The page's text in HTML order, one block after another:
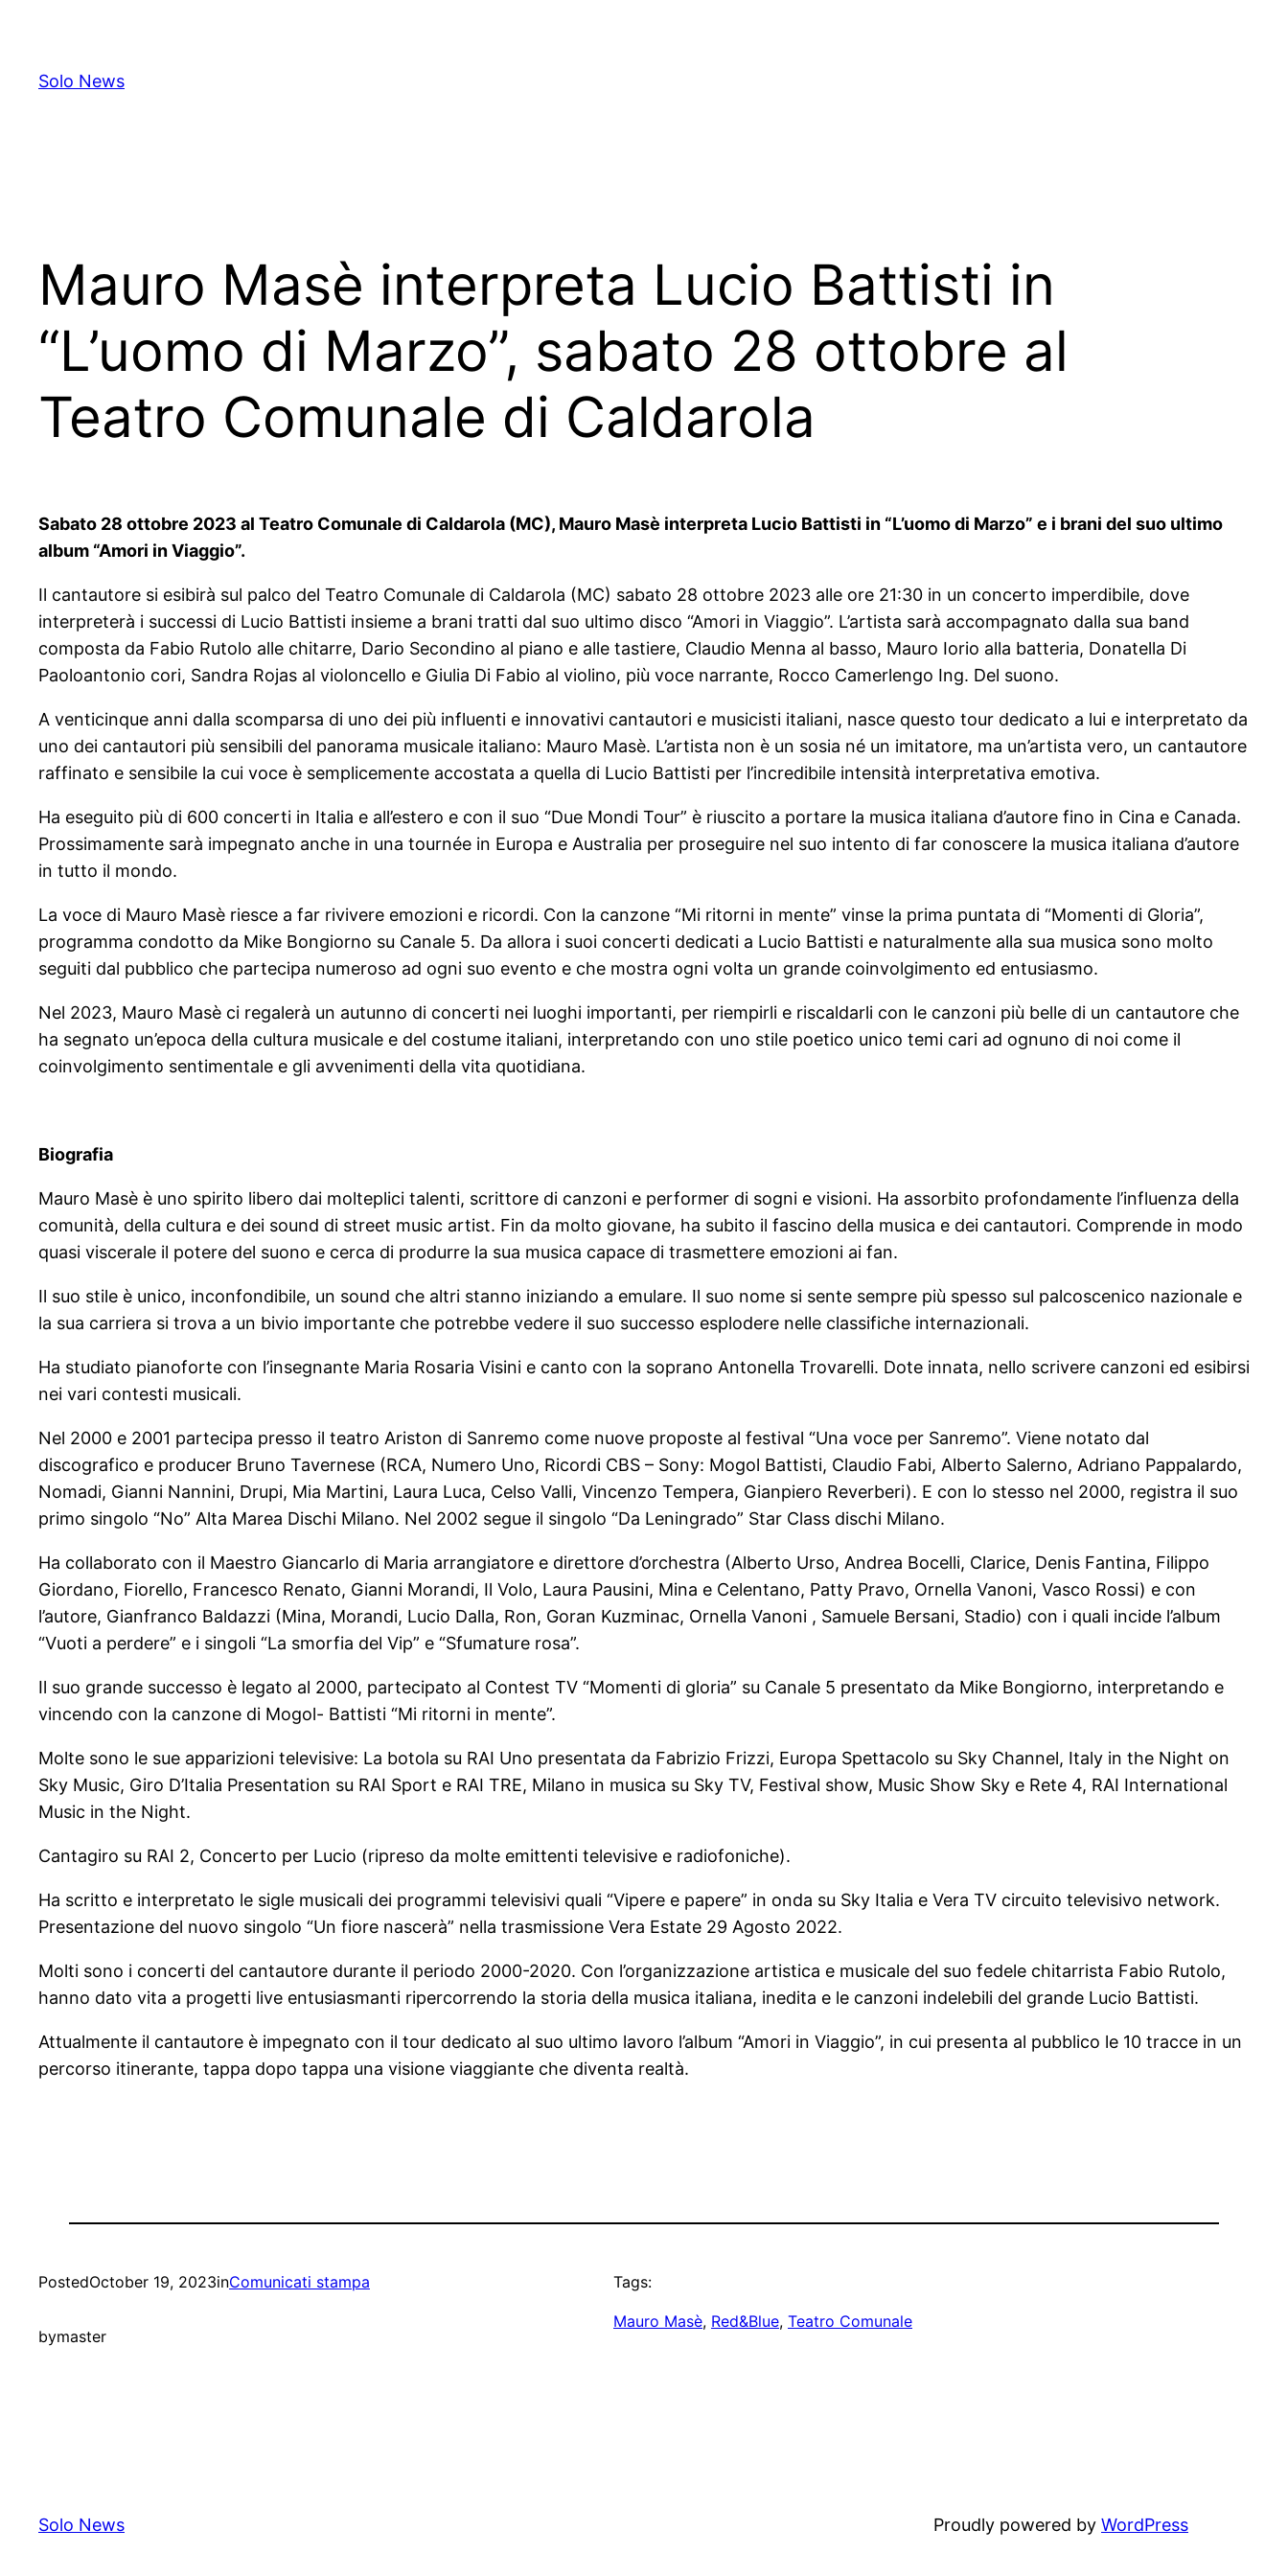
content
Solo News
Mauro Masè interpreta Lucio Battisti in
“L’uomo di Marzo”, sabato 28 ottobre al
Teatro Comunale di Caldarola
Sabato 28 ottobre 2023 al Teatro Comunale di Caldarola (MC), Mauro Masè interpreta Lucio Battisti in “L’uomo di Marzo” e i brani del suo ultimo
album “Amori in Viaggio”.
Il cantautore si esibirà sul palco del Teatro Comunale di Caldarola (MC) sabato 28 ottobre 2023 alle ore 21:30 in un concerto imperdibile, dove
interpreterà i successi di Lucio Battisti insieme a brani tratti dal suo ultimo disco “Amori in Viaggio”. L’artista sarà accompagnato dalla sua band
composta da Fabio Rutolo alle chitarre, Dario Secondino al piano e alle tastiere, Claudio Menna al basso, Mauro Iorio alla batteria, Donatella Di
Paoloantonio cori, Sandra Rojas al violoncello e Giulia Di Fabio al violino, più voce narrante, Rocco Camerlengo Ing. Del suono.
A venticinque anni dalla scomparsa di uno dei più influenti e innovativi cantautori e musicisti italiani, nasce questo tour dedicato a lui e interpretato da
uno dei cantautori più sensibili del panorama musicale italiano: Mauro Masè. L’artista non è un sosia né un imitatore, ma un’artista vero, un cantautore
raffinato e sensibile la cui voce è semplicemente accostata a quella di Lucio Battisti per l’incredibile intensità interpretativa emotiva.
Ha eseguito più di 600 concerti in Italia e all’estero e con il suo “Due Mondi Tour” è riuscito a portare la musica italiana d’autore fino in Cina e Canada.
Prossimamente sarà impegnato anche in una tournée in Europa e Australia per proseguire nel suo intento di far conoscere la musica italiana d’autore
in tutto il mondo.
La voce di Mauro Masè riesce a far rivivere emozioni e ricordi. Con la canzone “Mi ritorni in mente” vinse la prima puntata di “Momenti di Gloria”,
programma condotto da Mike Bongiorno su Canale 5. Da allora i suoi concerti dedicati a Lucio Battisti e naturalmente alla sua musica sono molto
seguiti dal pubblico che partecipa numeroso ad ogni suo evento e che mostra ogni volta un grande coinvolgimento ed entusiasmo.
Nel 2023, Mauro Masè ci regalerà un autunno di concerti nei luoghi importanti, per riempirli e riscaldarli con le canzoni più belle di un cantautore che
ha segnato un’epoca della cultura musicale e del costume italiani, interpretando con uno stile poetico unico temi cari ad ognuno di noi come il
coinvolgimento sentimentale e gli avvenimenti della vita quotidiana.
Biografia
Mauro Masè è uno spirito libero dai molteplici talenti, scrittore di canzoni e performer di sogni e visioni. Ha assorbito profondamente l’influenza della
comunità, della cultura e dei sound di street music artist. Fin da molto giovane, ha subito il fascino della musica e dei cantautori. Comprende in modo
quasi viscerale il potere del suono e cerca di produrre la sua musica capace di trasmettere emozioni ai fan.
Il suo stile è unico, inconfondibile, un sound che altri stanno iniziando a emulare. Il suo nome si sente sempre più spesso sul palcoscenico nazionale e
la sua carriera si trova a un bivio importante che potrebbe vedere il suo successo esplodere nelle classifiche internazionali.
Ha studiato pianoforte con l’insegnante Maria Rosaria Visini e canto con la soprano Antonella Trovarelli. Dote innata, nello scrivere canzoni ed esibirsi
nei vari contesti musicali.
Nel 2000 e 2001 partecipa presso il teatro Ariston di Sanremo come nuove proposte al festival “Una voce per Sanremo”. Viene notato dal
discografico e producer Bruno Tavernese (RCA, Numero Uno, Ricordi CBS – Sony: Mogol Battisti, Claudio Fabi, Alberto Salerno, Adriano Pappalardo,
Nomadi, Gianni Nannini, Drupi, Mia Martini, Laura Luca, Celso Valli, Vincenzo Tempera, Gianpiero Reverberi). E con lo stesso nel 2000, registra il suo
primo singolo “No” Alta Marea Dischi Milano. Nel 2002 segue il singolo “Da Leningrado” Star Class dischi Milano.
Ha collaborato con il Maestro Giancarlo di Maria arrangiatore e direttore d’orchestra (Alberto Urso, Andrea Bocelli, Clarice, Denis Fantina, Filippo
Giordano, Fiorello, Francesco Renato, Gianni Morandi, Il Volo, Laura Pausini, Mina e Celentano, Patty Pravo, Ornella Vanoni, Vasco Rossi) e con
l’autore, Gianfranco Baldazzi (Mina, Morandi, Lucio Dalla, Ron, Goran Kuzminac, Ornella Vanoni , Samuele Bersani, Stadio) con i quali incide l’album
“Vuoti a perdere” e i singoli “La smorfia del Vip” e “Sfumature rosa”.
Il suo grande successo è legato al 2000, partecipato al Contest TV “Momenti di gloria” su Canale 5 presentato da Mike Bongiorno, interpretando e
vincendo con la canzone di Mogol- Battisti “Mi ritorni in mente”.
Molte sono le sue apparizioni televisive: La botola su RAI Uno presentata da Fabrizio Frizzi, Europa Spettacolo su Sky Channel, Italy in the Night on
Sky Music, Giro D’Italia Presentation su RAI Sport e RAI TRE, Milano in musica su Sky TV, Festival show, Music Show Sky e Rete 4, RAI International
Music in the Night.
Cantagiro su RAI 2, Concerto per Lucio (ripreso da molte emittenti televisive e radiofoniche).
Ha scritto e interpretato le sigle musicali dei programmi televisivi quali “Vipere e papere” in onda su Sky Italia e Vera TV circuito televisivo network.
Presentazione del nuovo singolo “Un fiore nascerà” nella trasmissione Vera Estate 29 Agosto 2022.
Molti sono i concerti del cantautore durante il periodo 2000-2020. Con l’organizzazione artistica e musicale del suo fedele chitarrista Fabio Rutolo,
hanno dato vita a progetti live entusiasmanti ripercorrendo la storia della musica italiana, inedita e le canzoni indelebili del grande Lucio Battisti.
Attualmente il cantautore è impegnato con il tour dedicato al suo ultimo lavoro l’album “Amori in Viaggio”, in cui presenta al pubblico le 10 tracce in un
percorso itinerante, tappa dopo tappa una visione viaggiante che diventa realtà.
PostedOctober 19, 2023inComunicati stampa
bymaster
Tags:
Mauro Masè, Red&Blue, Teatro Comunale
Solo News Proudly powered by WordPress